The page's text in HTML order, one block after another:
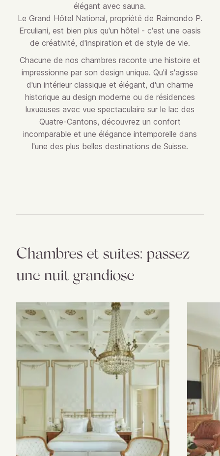
élégant avec sauna.
Le Grand Hôtel National, propriété de Raimondo P.
Erculiani, est bien plus qu'un hôtel - c'est une oasis
de créativité, d'inspiration et de style de vie.
Chacune de nos chambres raconte une histoire et
impressionne par son design unique. Qu'il s'agisse
d'un intérieur classique et élégant, d'un charme
historique au design moderne ou de résidences
luxueuses avec vue spectaculaire sur le lac des
Quatre-Cantons, découvrez un confort
incomparable et une élégance intemporelle dans
l'une des plus belles destinations de Suisse.
Chambres et suites: passez
une nuit grandiose